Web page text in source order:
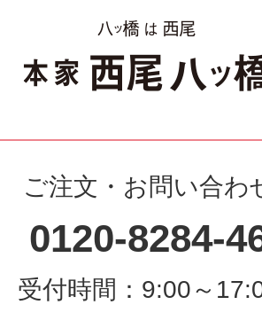
ご注文・お問い合わ
0120-8284-
受付時間：9:00～